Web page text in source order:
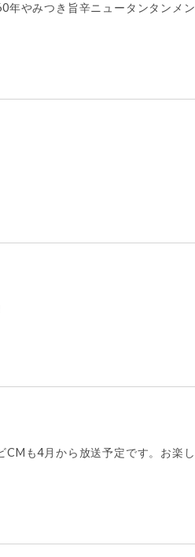
やみつき旨辛ニュータンタンメン
も4月から放送予定です。お楽し